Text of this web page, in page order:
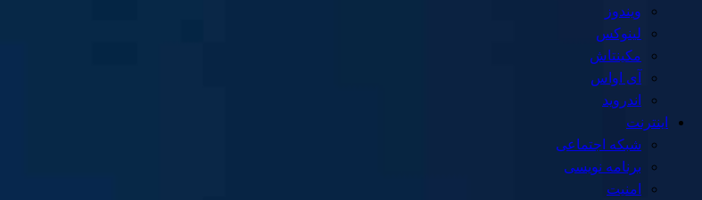
ویندوز
لینوکس
مکینتاش
آی اواس
اندروید
اینترنت
شبکه اجتماعی
برنامه نویسی
امنیت